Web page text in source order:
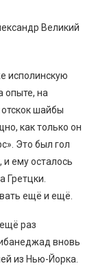
исполинскую
опыте, на
шайбы
как только он
Это был гол
ему осталось
Гретцки.
ещё и ещё.
раз
вновь
из Нью-Йорка.